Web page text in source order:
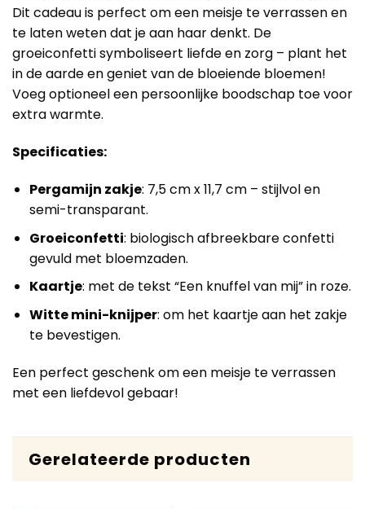
Dit cadeau is perfect om een meisje te verrassen en
te laten weten dat je aan haar denkt. De
groeiconfetti symboliseert liefde en zorg – plant het
in de aarde en geniet van de bloeiende bloemen!
Voeg optioneel een persoonlijke boodschap toe voor
extra warmte.
Specificaties:
Pergamijn zakje: 7,5 cm x 11,7 cm – stijlvol en
semi-transparant.
Groeiconfetti: biologisch afbreekbare confetti
gevuld met bloemzaden.
Kaartje: met de tekst “Een knuffel van mij” in roze.
Witte mini-knijper: om het kaartje aan het zakje
te bevestigen.
Een perfect geschenk om een meisje te verrassen
met een liefdevol gebaar!
Gerelateerde producten